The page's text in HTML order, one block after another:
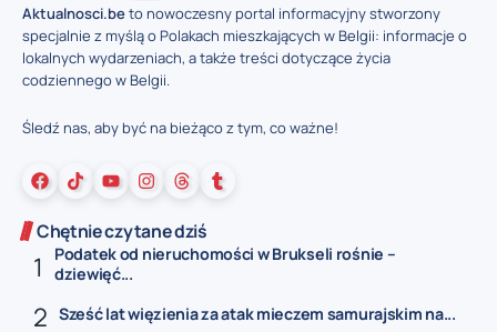
Aktualnosci.beto nowoczesny portal informacyjny stworzony
specjalnie z myślą o Polakach mieszkających w Belgii: informacje o
lokalnych wydarzeniach, a także treści dotyczące życia
codziennego w Belgii.
Śledź nas, aby być na bieżąco z tym, co ważne!
Chętnie czytane dziś
Podatek od nieruchomości w Brukseli rośnie –
dziewięć...
Sześć lat więzienia za atak mieczem samurajskim na...